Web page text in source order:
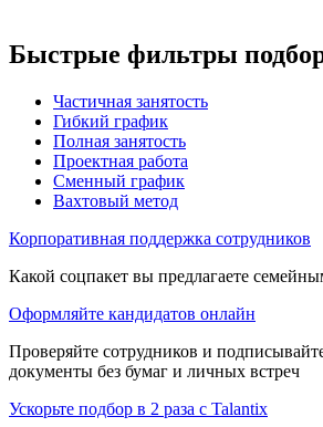
Быстрые фильтры
Частичная занятость
Гибкий график
Полная занятость
Проектная работа
Сменный график
Вахтовый метод
Корпоративная поддержка сотрудников
Какой соцпакет вы предлагаете
Оформляйте кандидатов онлайн
Проверяйте сотрудников и
документы без бумаг и личных встреч
Ускорьте подбор в 2 раза с Talantix